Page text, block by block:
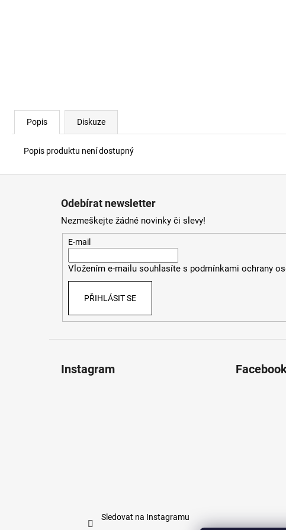
Popis Diskuze
Popis produktu není dostupný
Odebírat newsletter
Nezmeškejte žádné novinky či slevy!
E-mail
Vložením e-mailu souhlasíte s podmínkami ochrany
PŘIHLÁSIT SE
Instagram
Sledovat na Instagramu